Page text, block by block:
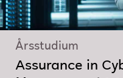
Årsstudium
Assurance in